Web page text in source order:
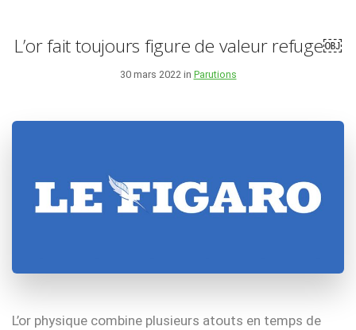
L’or fait toujours figure de valeur refuge￼
30 mars 2022 in Parutions
L’or physique combine plusieurs atouts en temps de